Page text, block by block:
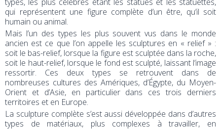
qui représentent une figure complète d’un être, qu’il soit
humain ou animal.
Mais l’un des types les plus souvent vus dans le monde
ancien est ce que l’on appelle les sculptures en « relief » :
soit le bas-relief, lorsque la figure est sculptée dans la roche,
soit le haut-relief, lorsque le fond est sculpté, laissant l’image
ressortir. Ces deux types se retrouvent dans de
nombreuses cultures des Amériques, d’Égypte, du Moyen-
Orient et d’Asie, en particulier dans ces trois derniers
territoires et en Europe.
La sculpture complète s’est aussi développée dans d’autres
types de matériaux, plus complexes à travailler, en